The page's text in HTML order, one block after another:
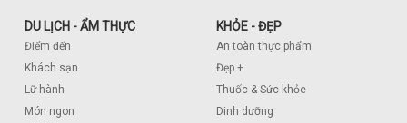
DU LỊCH - ẨM THỰC
Điểm đến
Khách sạn
Lữ hành
Món ngon
KHỎE - ĐẸP
An toàn thực phẩm
Đẹp +
Thuốc & Sức khỏe
Dinh dưỡng